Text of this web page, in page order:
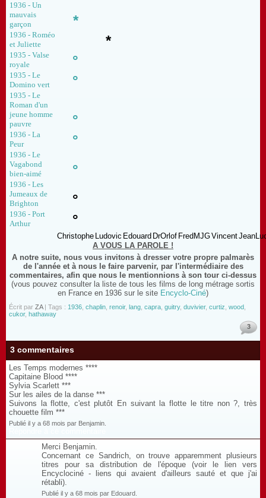
1936 - Un
mauvais
garçon
*
1936 - Roméo
et Juliette
*
1935 - Valse
royale
°
1935 - Le
Domino vert
°
1935 - Le
Roman d'un
jeune homme
pauvre
°
1936 - La
Peur
°
1936 - Le
Vagabond
bien-aimé
°
1936 - Les
Jumeaux de
Brighton
°
1936 - Port
Arthur
°
Christophe Ludovic Edouard DrOrlof FredMJGVincent
A VOUS LA PAROLE !
A notre suite, nous vous invitons à dresser votre propre palmarès
de l'année et à nous le faire parvenir, par l'intermédiaire des
commentaires, afin que nous le mentionnions à son tour ci-dessus
(vous pouvez consulter la liste de tous les films de long métrage sortis
en France en 1936 sur le site Encyclo-Ciné)
Écrit par ZA| Tags : 1936 chaplin renoir, lang capra guitry, duvivier, curtiz wood
cukor, hathaway
3
3 commentaires
Les Temps modernes ****
Capitaine Blood ****
Sylvia Scarlett ***
Sur les ailes de la danse ***
Suivons la flotte, c'est plutôt En suivant la flotte le titre non ?, très
chouette film ***
Publié il y a 68 mois par Benjamin.
Merci Benjamin.
Concernant ce Sandrich, on trouve apparemment plusieurs
titres pour sa distribution de l'époque (voir le lien vers
Encyclociné - liens qui avaient d'ailleurs sauté et que j'ai
rétabli).
Publié il y a 68 mois par Edouard.